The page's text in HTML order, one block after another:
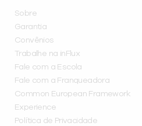
Sobre
Garantia
Convênios
Trabalhe na inFlux
Fale com a Escola
Fale com a Franqueadora
Common European Framework
Experience
Política de Privacidade